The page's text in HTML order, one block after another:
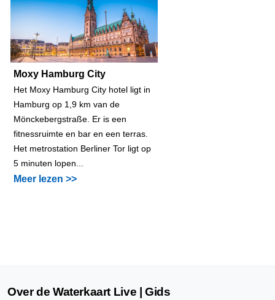
Moxy Hamburg City
Het Moxy Hamburg City hotel ligt in
Hamburg op 1,9 km van de
Mönckebergstraße. Er is een
fitnessruimte en bar en een terras.
Het metrostation Berliner Tor ligt op
5 minuten lopen...
Meer lezen >>
Over de Waterkaart Live | Gids